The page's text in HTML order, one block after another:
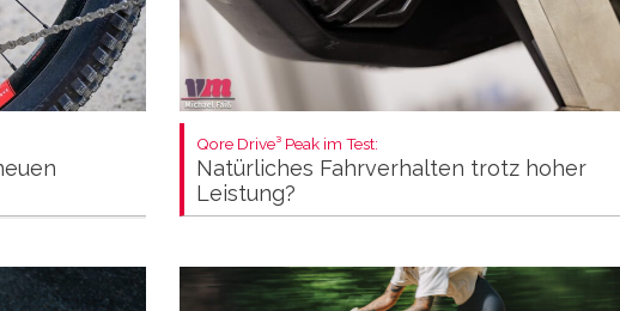
Qore Drive³ Peak im Test:
Natürliches Fahrverhalten trotz hoher
Leistung?